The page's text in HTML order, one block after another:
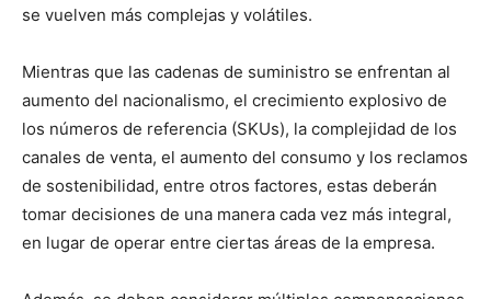
se vuelven más complejas y volátiles.
Mientras que las cadenas de suministro se enfrentan al
aumento del nacionalismo, el crecimiento explosivo de
los números de referencia (SKUs), la complejidad de los
canales de venta, el aumento del consumo y los reclamos
de sostenibilidad, entre otros factores, estas deberán
tomar decisiones de una manera cada vez más integral,
en lugar de operar entre ciertas áreas de la empresa.